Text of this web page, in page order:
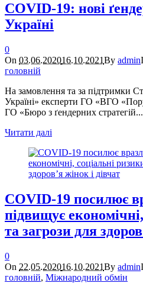
COVID-19: нові
Україні
0
On 03.06.202016.10.2021By admin
головній
На замовлення та за підтримки
Україні» експерти ГО «ВГО
ГО «Бюро з ґендерних стратегій...
Читати далі
COVID-19 посилює
підвищує
та загрози для
0
On 22.05.202016.10.2021By admin
головній, Міжнародний обмін